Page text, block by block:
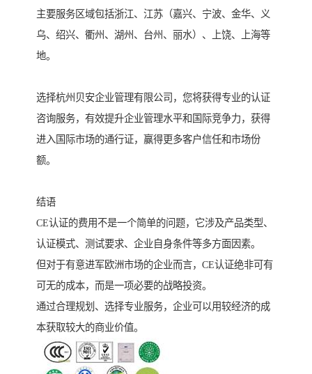
主要服务区域包括浙江、江苏（嘉兴、宁波、金华、义
乌、绍兴、衢州、湖州、台州、丽水）、上饶、上海等
地。
选择杭州贝安企业管理有限公司，您将获得专业的认证
咨询服务，有效提升企业管理水平和国际竞争力，获得
进入国际市场的通行证，赢得更多客户信任和市场份
额。
结语
CE认证的费用不是一个简单的问题，它涉及产品类型、
认证模式、测试要求、企业自身条件等多方面因素。
但对于有意进军欧洲市场的企业而言，CE认证绝非可有
可无的成本，而是一项必要的战略投资。
通过合理规划、选择专业服务，企业可以用较经济的成
本获取较大的商业价值。